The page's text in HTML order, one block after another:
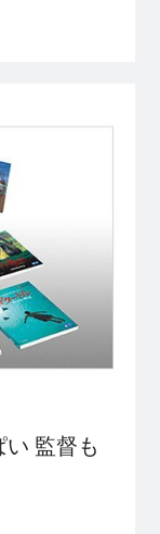
監督も